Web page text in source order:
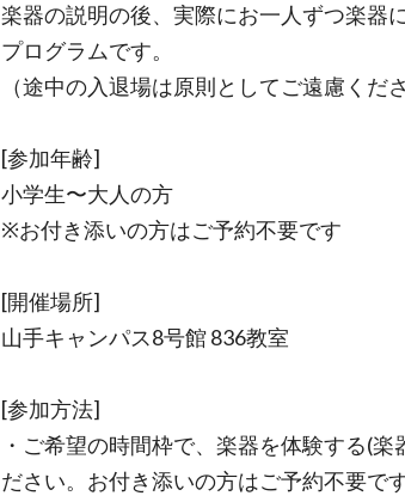
楽器の説明の後、実際にお一人ずつ楽器
プログラムです。
（途中の入退場は原則としてご遠慮くださ
[参加年齢]
小学生〜大人の方
※お付き添いの方はご予約不要です
[開催場所]
山手キャンパス8号館 836教室
[参加方法]
・ご希望の時間枠で、楽器を体験する(楽
ださい。お付き添いの方はご予約不要です